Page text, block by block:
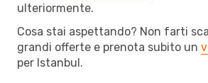
ulteriormente.
Cosa stai aspettando? Non farti
grandi offerte e prenota subito un
per Istanbul.